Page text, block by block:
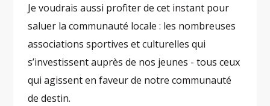
Je voudrais aussi profiter de cet instant pour
saluer la communauté locale : les nombreuses
associations sportives et culturelles qui
s’investissent auprès de nos jeunes - tous ceux
qui agissent en faveur de notre communauté
de destin.